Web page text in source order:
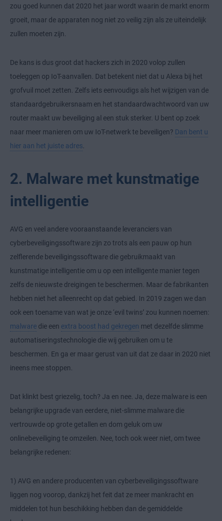
zou goed kunnen dat 2020 het jaar wordt waarin de markt enorm
groeit, maar de apparaten nog niet zo veilig zijn als ze uiteindelijk
zullen moeten zijn.
De kans is dus groot dat hackers zich in 2020 volop zullen
toeleggen op IoT-aanvallen. Dat betekent niet dat u Alexa bij het
grofvuil moet zetten. Zelfs iets eenvoudigs als het wijzigen van de
standaardgebruikersnaam en het standaardwachtwoord van uw
router maakt uw beveiliging al een stuk sterker. U bent op zoek
naar meer manieren om uw IoT-netwerk te beveiligen? Dan bent u
hier aan het juiste adres.
2. Malware met kunstmatige
intelligentie
AVG en veel andere vooraanstaande leveranciers van
cyberbeveiligingssoftware zijn zo trots als een pauw op hun
zelflerende beveiligingssoftware die gebruikmaakt van
kunstmatige intelligentie om u op een intelligente manier tegen
zelfs de nieuwste dreigingen te beschermen. Maar de fabrikanten
hebben niet het alleenrecht op dat gebied. In 2019 zagen we dan
ook een toename van wat je onze ‘evil twins’ zou kunnen noemen:
malware die een extra boost had gekregen met dezelfde slimme
automatiseringstechnologie die wij gebruiken om u te
beschermen. En ga er maar gerust van uit dat ze daar in 2020 niet
ineens mee stoppen.
Dat klinkt best griezelig, toch? Ja en nee. Ja, deze malware is een
belangrijke upgrade van eerdere, niet-slimme malware die
vertrouwde op grote getallen en dom geluk om uw
onlinebeveiliging te omzeilen. Nee, toch ook weer niet, om twee
belangrijke redenen:
1) AVG en andere producenten van cyberbeveiligingssoftware
liggen nog voorop, dankzij het feit dat ze meer mankracht en
middelen tot hun beschikking hebben dan de gemiddelde